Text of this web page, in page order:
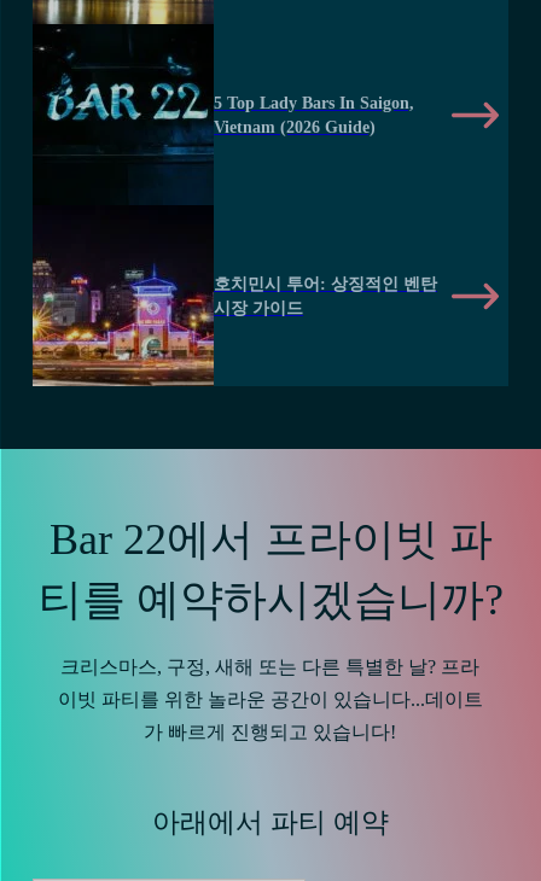
5 Top Lady Bars In Saigon,
Vietnam (2026 Guide)
호치민시 투어: 상징적인 벤탄
시장 가이드
Bar 22에서 프라이빗 파
티를 예약하시겠습니까?
크리스마스, 구정, 새해 또는 다른 특별한 날? 프라
이빗 파티를 위한 놀라운 공간이 있습니다...데이트
가 빠르게 진행되고 있습니다!
아래에서 파티 예약